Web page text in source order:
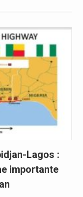
Lagos :
importante